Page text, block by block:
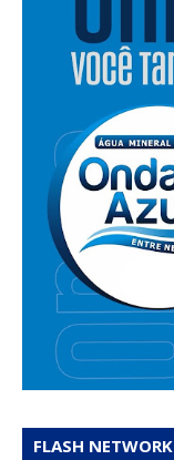
FLASH NETWORK